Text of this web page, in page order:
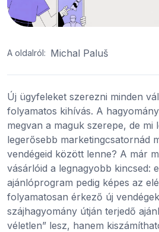
A oldalról: Michal Paluš
Új ügyfeleket szerezni minden
folyamatos kihívás. A
megvan a maguk szerepe, de mi
legerősebb marketingcsatornád
vendégeid között lenne? A már
vásárlóid a legnagyobb kincsed:
ajánlóprogram pedig képes az
folyamatosan érkező új
szájhagyomány útján terjedő
véletlen” lesz, hanem